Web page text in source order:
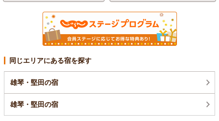
同じエリアにある宿を探す
雄琴・堅田の宿
雄琴・堅田の宿